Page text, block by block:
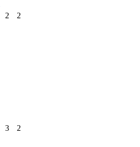
2 2
3 2